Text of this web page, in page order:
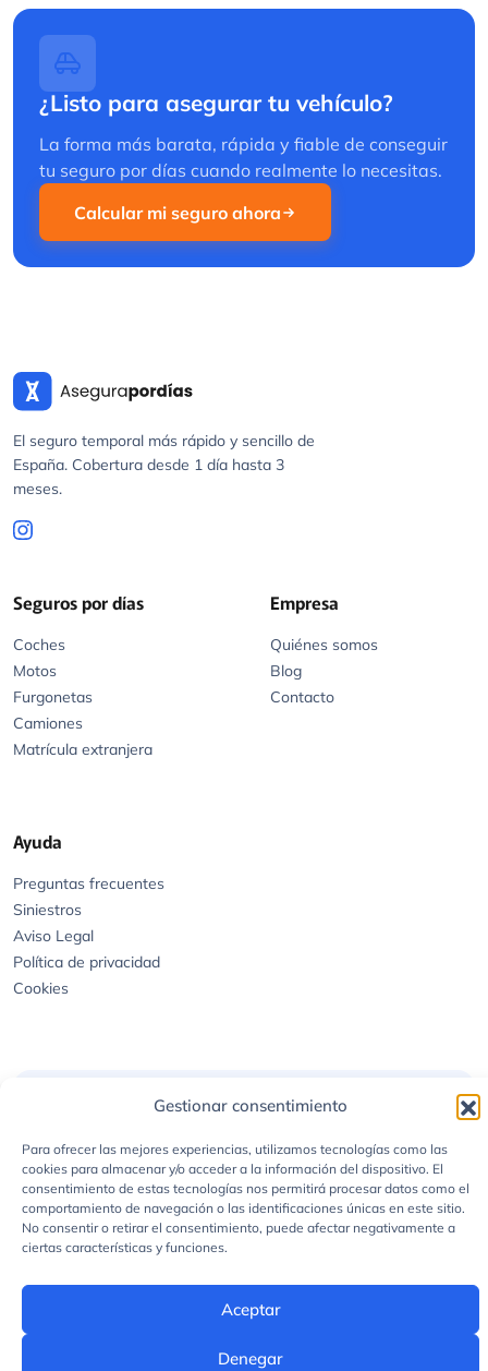
Gestionar consentimiento
Para ofrecer las mejores experiencias, utilizamos tecnologías como las
cookies para almacenar y/o acceder a la información del dispositivo. El
consentimiento de estas tecnologías nos permitirá procesar datos como el
comportamiento de navegación o las identificaciones únicas en este sitio.
No consentir o retirar el consentimiento, puede afectar negativamente a
ciertas características y funciones.
Aceptar
Denegar
¿Listo para asegurar tu vehículo?
La forma más barata, rápida y fiable de conseguir
tu seguro por días cuando realmente lo necesitas.
Calcular mi seguro ahora
El seguro temporal más rápido y sencillo de
España. Cobertura desde 1 día hasta 3
meses.
Coches
Motos
Furgonetas
Camiones
Matrícula extranjera
Quiénes somos
Blog
Contacto
Preguntas frecuentes
Siniestros
Aviso Legal
Política de privacidad
Cookies
con el Registro núm. J-2457